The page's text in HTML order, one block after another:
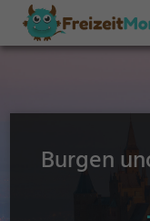
Burgen